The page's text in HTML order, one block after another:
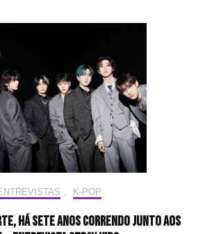
, K-POP
há sete anos correndo junto aos